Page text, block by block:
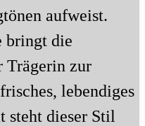
aufweist.
bringt die
Trägerin zur
lebendiges
steht dieser Stil